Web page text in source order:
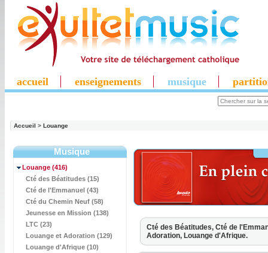
accueil enseignements musique
Accueil > Louange
Musique
Louange (416)
Cté des Béatitudes (15)
Cté de l'Emmanuel (43)
Cté du Chemin Neuf (58)
Jeunesse en Mission (138)
LTC (23)
Louange et Adoration (129)
Louange d'Afrique (10)
Cté des Béatitudes, Cté de
Adoration, Louange d'Afrique.